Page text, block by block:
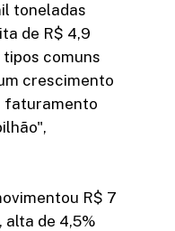
toneladas
de R$ 4,9
tipos comuns
crescimento
faturamento
R$ 7
alta de 4,5%